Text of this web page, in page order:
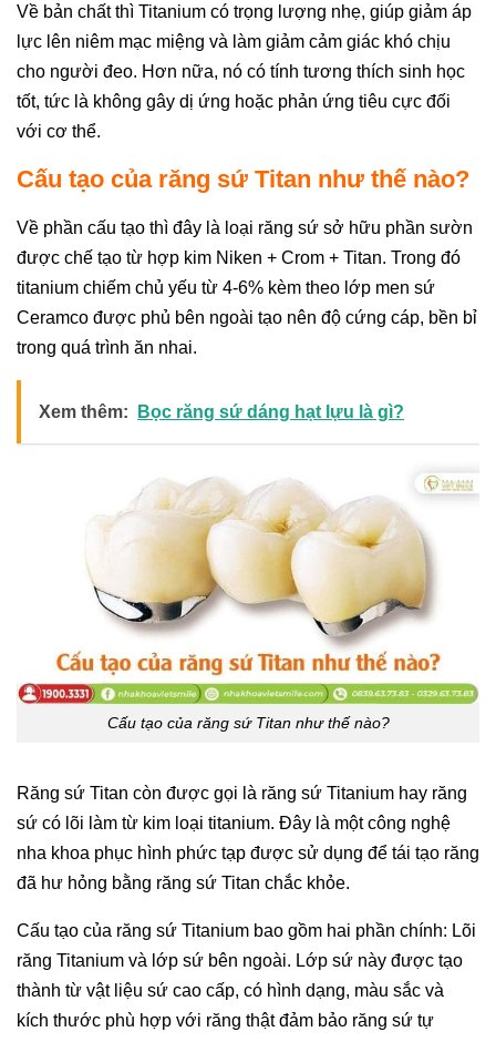
Về bản chất thì Titanium có trọng lượng nhẹ, giúp giảm áp
lực lên niêm mạc miệng và làm giảm cảm giác khó chịu
cho người đeo. Hơn nữa, nó có tính tương thích sinh học
tốt, tức là không gây dị ứng hoặc phản ứng tiêu cực đối
với cơ thể.
Cấu tạo của răng sứ Titan như thế nào?
Về phần cấu tạo thì đây là loại răng sứ sở hữu phần sườn
được chế tạo từ hợp kim Niken + Crom + Titan. Trong đó
titanium chiếm chủ yếu từ 4-6% kèm theo lớp men sứ
Ceramco được phủ bên ngoài tạo nên độ cứng cáp, bền bỉ
trong quá trình ăn nhai.
Xem thêm: Bọc răng sứ dáng hạt lựu là gì?
Cấu tạo của răng sứ Titan như thế nào?
Răng sứ Titan còn được gọi là răng sứ Titanium hay răng
sứ có lõi làm từ kim loại titanium. Đây là một công nghệ
nha khoa phục hình phức tạp được sử dụng để tái tạo răng
đã hư hỏng bằng răng sứ Titan chắc khỏe.
Cấu tạo của răng sứ Titanium bao gồm hai phần chính: Lõi
răng Titanium và lớp sứ bên ngoài. Lớp sứ này được tạo
thành từ vật liệu sứ cao cấp, có hình dạng, màu sắc và
kích thước phù hợp với răng thật đảm bảo răng sứ tự